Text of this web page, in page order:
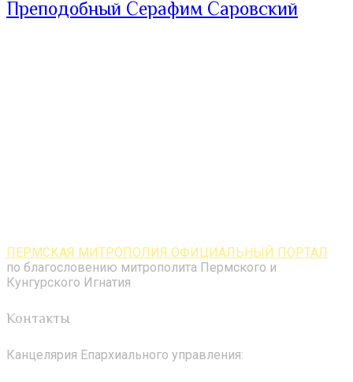
Преподобный Серафим Саровский
ПЕРМСКАЯ МИТРОПОЛИЯ ОФИЦИАЛЬНЫЙ ПОРТАЛ
по благословению митрополита Пермского и
Кунгурского Игнатия
Контакты
Канцелярия Епархиального управления: